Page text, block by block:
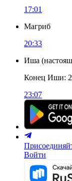
17:01
Магриб
20:33
Иша (
Конец Иши:
23:07
Войти